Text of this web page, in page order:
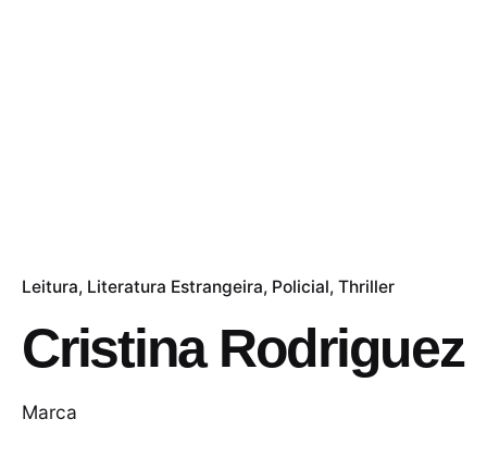
Leitura Literatura Estrangeira Policial Thriller
Cristina Rodriguez
Marca